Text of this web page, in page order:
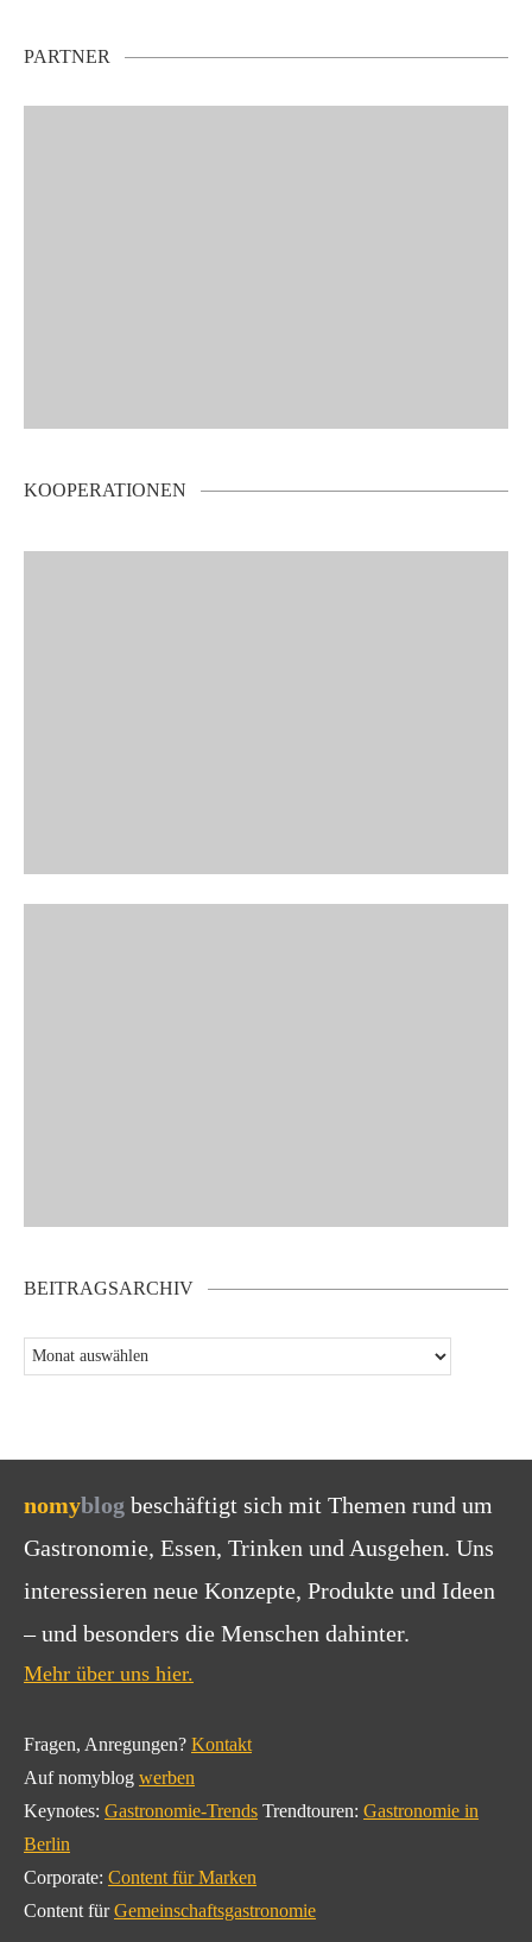
PARTNER
KOOPERATIONEN
BEITRAGSARCHIV
nomyblog beschäftigt sich mit Themen rund um
Gastronomie, Essen, Trinken und Ausgehen. Uns
interessieren neue Konzepte, Produkte und Ideen
– und besonders die Menschen dahinter.
Mehr über uns hier.
Fragen, Anregungen? Kontakt
Auf nomyblog werben
Keynotes: Gastronomie-Trends Trendtouren: Gastronomie in
Berlin
Corporate: Content für Marken
Content fürGemeinschaftsgastronomie